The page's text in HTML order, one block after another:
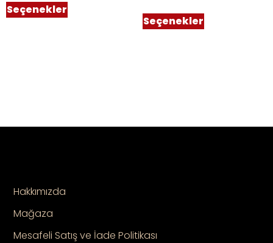
Seçenekler
Seçenekler
Hakkımızda
Mağaza
Mesafeli Satış ve İade Politikası